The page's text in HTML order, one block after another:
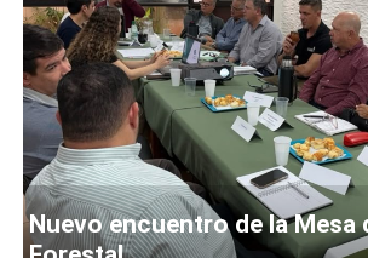
Nuevo encuentro de la Mesa